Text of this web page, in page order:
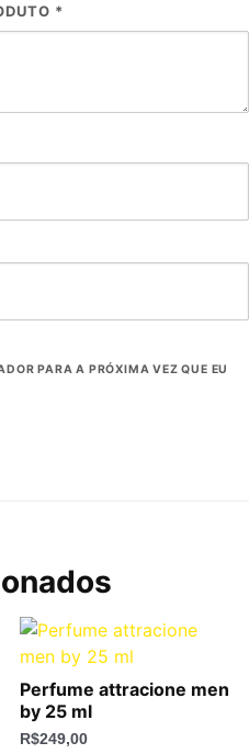
*
PARA A PRÓXIMA VEZ QUE EU
Perfume attracione men
by 25 ml
R$249,00